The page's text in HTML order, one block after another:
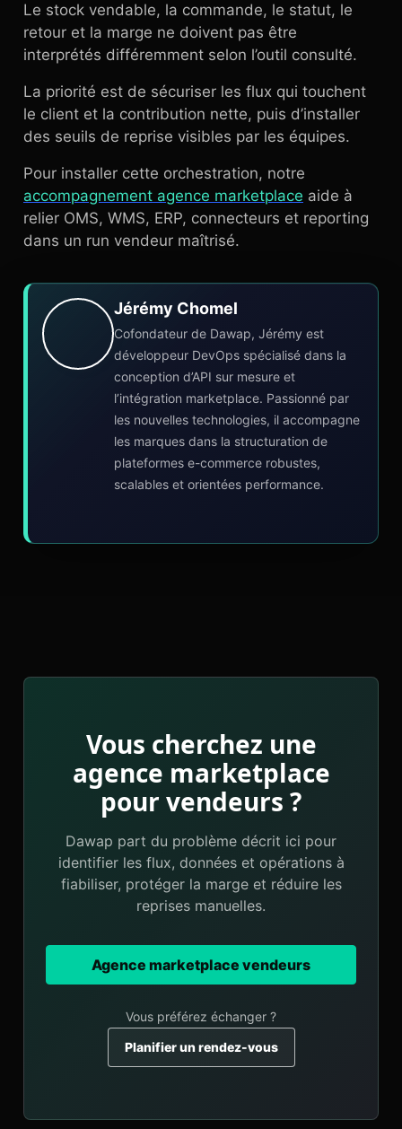
Le stock vendable, la commande, le statut, le
retour et la marge ne doivent pas être
interprétés différemment selon l’outil consulté.
La priorité est de sécuriser les flux qui touchent
le client et la contribution nette, puis d’installer
des seuils de reprise visibles par les équipes.
Pour installer cette orchestration, notre
accompagnement agence marketplace aide à
relier OMS, WMS, ERP, connecteurs et reporting
dans un run vendeur maîtrisé.
Jérémy Chomel
Cofondateur de Dawap, Jérémy est
développeur DevOps spécialisé dans la
conception d’API sur mesure et
l’intégration marketplace. Passionné par
les nouvelles technologies, il accompagne
les marques dans la structuration de
plateformes e-commerce robustes,
scalables et orientées performance.
Vous cherchez une
agence marketplace
pour vendeurs ?
Dawap part du problème décrit ici pour
identifier les flux, données et opérations à
fiabiliser, protéger la marge et réduire les
reprises manuelles.
Agence marketplace vendeurs
Vous préférez échanger ?
Planifier un rendez-vous